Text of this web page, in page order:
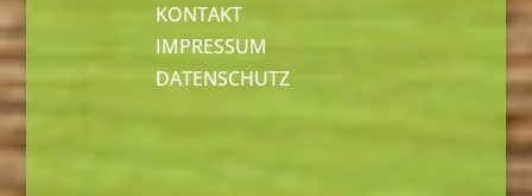
KONTAKT
IMPRESSUM
DATENSCHUTZ